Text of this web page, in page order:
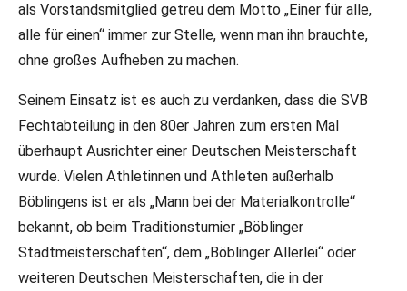
als Vorstandsmitglied getreu dem Motto „Einer für alle,
alle für einen“ immer zur Stelle, wenn man ihn brauchte,
ohne großes Aufheben zu machen.
Seinem Einsatz ist es auch zu verdanken, dass die SVB
Fechtabteilung in den 80er Jahren zum ersten Mal
überhaupt Ausrichter einer Deutschen Meisterschaft
wurde. Vielen Athletinnen und Athleten außerhalb
Böblingens ist er als „Mann bei der Materialkontrolle“
bekannt, ob beim Traditionsturnier „Böblinger
Stadtmeisterschaften“, dem „Böblinger Allerlei“ oder
weiteren Deutschen Meisterschaften, die in der